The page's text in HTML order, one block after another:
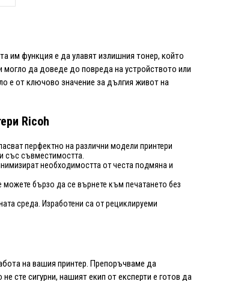
им функция е да улавят излишния тонер, който
могло да доведе до повреда на устройството или
е от ключово значение за дългия живот на
Ricoh
перфектно на различни модели принтери
със съвместимостта.
необходимостта от честа подмяна и
бързо да се върнете към печатането без
среда. Изработени са от рециклируеми
на вашия принтер. Препоръчваме да
сте сигурни, нашият екип от експерти е готов да